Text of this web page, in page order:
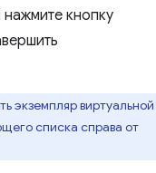
кнопку
экземпляр виртуальной
списка справа от